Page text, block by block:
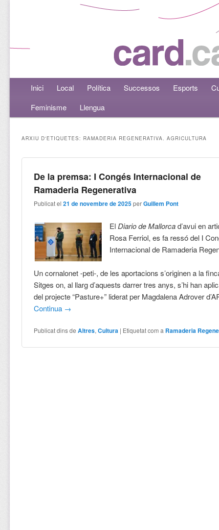
Menú principalAneu al contingut principal
Aneu al contingut secundari
Inici Local Política Successos Esports
Feminisme
Llengua
ARXIU D'ETIQUETES: RAMADERIA REGENERATIVA. AGRICULTURA
De la premsa: I Congés Internacional de
Ramaderia Regenerativa
Publicat el21 de novembre de 2025 perGuillem Pont
El Diario de Mallorcad’avui en
Rosa Ferriol, es fa ressó del I
Internacional de Ramaderia
Un cornalonet -peti-, de les aportacions s’originen a la
Sitges on, al llarg d’aquests darrer tres anys, s’hi han
del projecte “Pasture+” liderat per Magdalena Adrover
Continua →
Publicat dins de Altres,Cultura | Etiquetat com a Ramaderia